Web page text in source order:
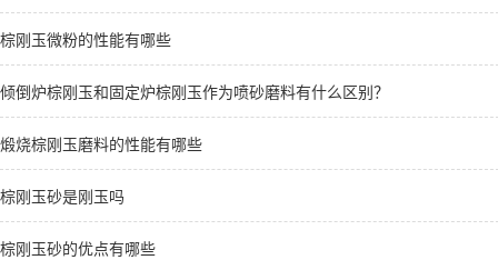
棕刚玉微粉的性能有哪些
倾倒炉棕刚玉和固定炉棕刚玉作为喷砂磨料有什么区别？
煅烧棕刚玉磨料的性能有哪些
棕刚玉砂是刚玉吗
棕刚玉砂的优点有哪些